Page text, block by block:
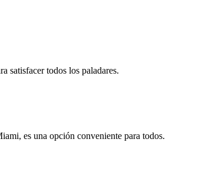
satisfacer todos los paladares.
es una opción conveniente para todos.